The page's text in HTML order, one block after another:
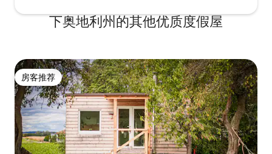
下奥地利州的其他优质度假屋
房客推荐
房客推荐